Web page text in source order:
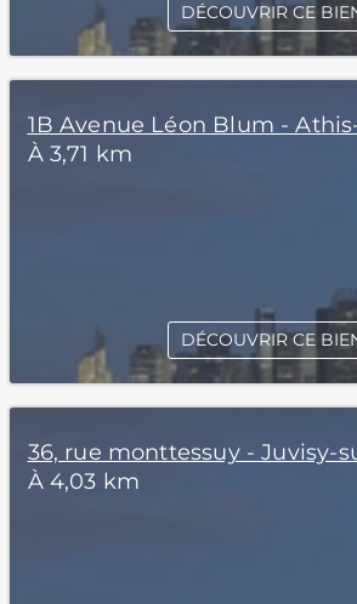
DÉCOUVRIR CE
1B Avenue Léon Blum -
À 3,71 km
DÉCOUVRIR CE
36, rue monttessuy - Juvisy-
À 4,03 km